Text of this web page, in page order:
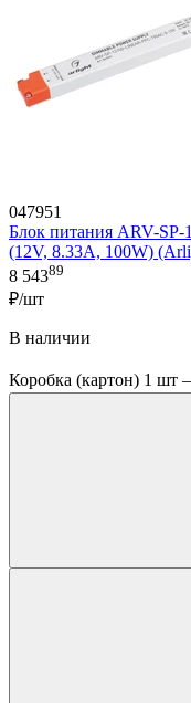
047951
Блок питания ARV-
(12V, 8.33A, 100W)
8 54389
₽/шт
В наличии
Коробка (картон) 1 шт